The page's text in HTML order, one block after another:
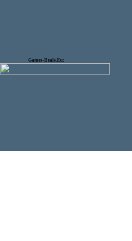
Games-Deals.Eu: